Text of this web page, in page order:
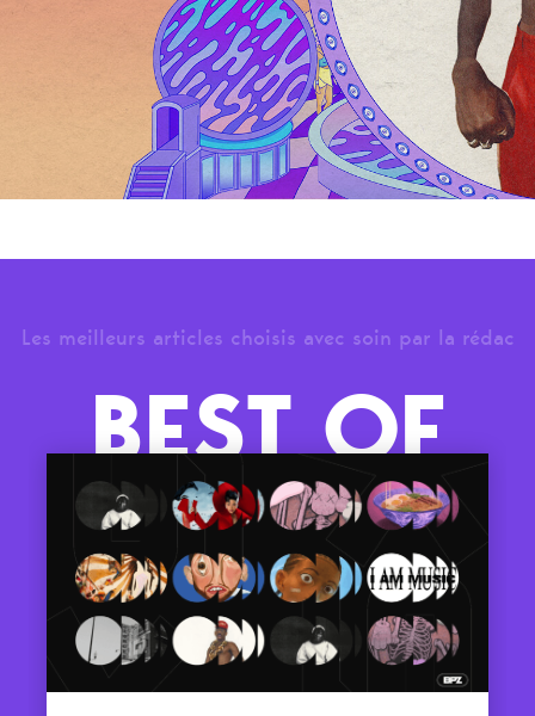
Les meilleurs articles choisis avec soin par la rédac
BEST OF